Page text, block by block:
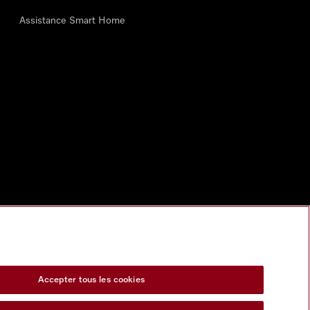
Assistance Smart Home
Accepter tous les cookies